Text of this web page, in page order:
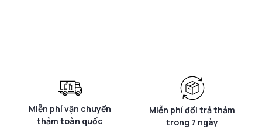
Miễn phí vận chuyển
thảm toàn quốc
Miễn phí đổi trả thảm
trong 7 ngày